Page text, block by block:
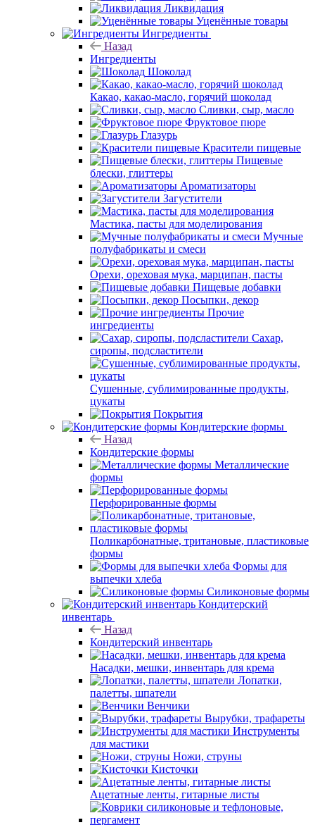
Ликвидация
Уценённые товары
Ингредиенты
Назад
Ингредиенты
Шоколад
Какао, какао-масло, горячий шоколад
Сливки, сыр, масло
Фруктовое пюре
Глазурь
Красители пищевые
Пищевые
блески, глиттеры
Ароматизаторы
Загустители
Мастика, пасты для моделирования
Мучные
полуфабрикаты и смеси
Орехи, ореховая мука, марципан, пасты
Пищевые добавки
Посыпки, декор
Прочие
ингредиенты
Сахар,
сиропы, подсластители
Сушенные, сублимированные продукты,
цукаты
Покрытия
Кондитерские формы
Назад
Кондитерские формы
Металлические
формы
Перфорированные формы
Поликарбонатные, тритановые, пластиковые
формы
Формы для
выпечки хлеба
Силиконовые формы
Кондитерский
инвентарь
Назад
Кондитерский инвентарь
Насадки, мешки, инвентарь для крема
Лопатки,
палетты, шпатели
Венчики
Вырубки, трафареты
Инструменты
для мастики
Ножи, струны
Кисточки
Ацетатные ленты, гитарные листы